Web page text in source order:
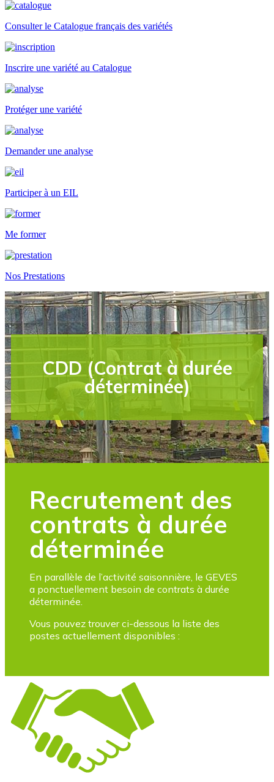
Consulter le Catalogue français des variétés
Inscrire une variété au Catalogue
Protéger une variété
Demander une analyse
Participer à un EIL
Me former
Nos Prestations
CDD (Contrat à durée
déterminée)
Recrutement des
contrats à durée
déterminée
En parallèle de l’activité saisonnière, le GEVES
a ponctuellement besoin de contrats à durée
déterminée.
Vous pouvez trouver ci-dessous la liste des
postes actuellement disponibles :